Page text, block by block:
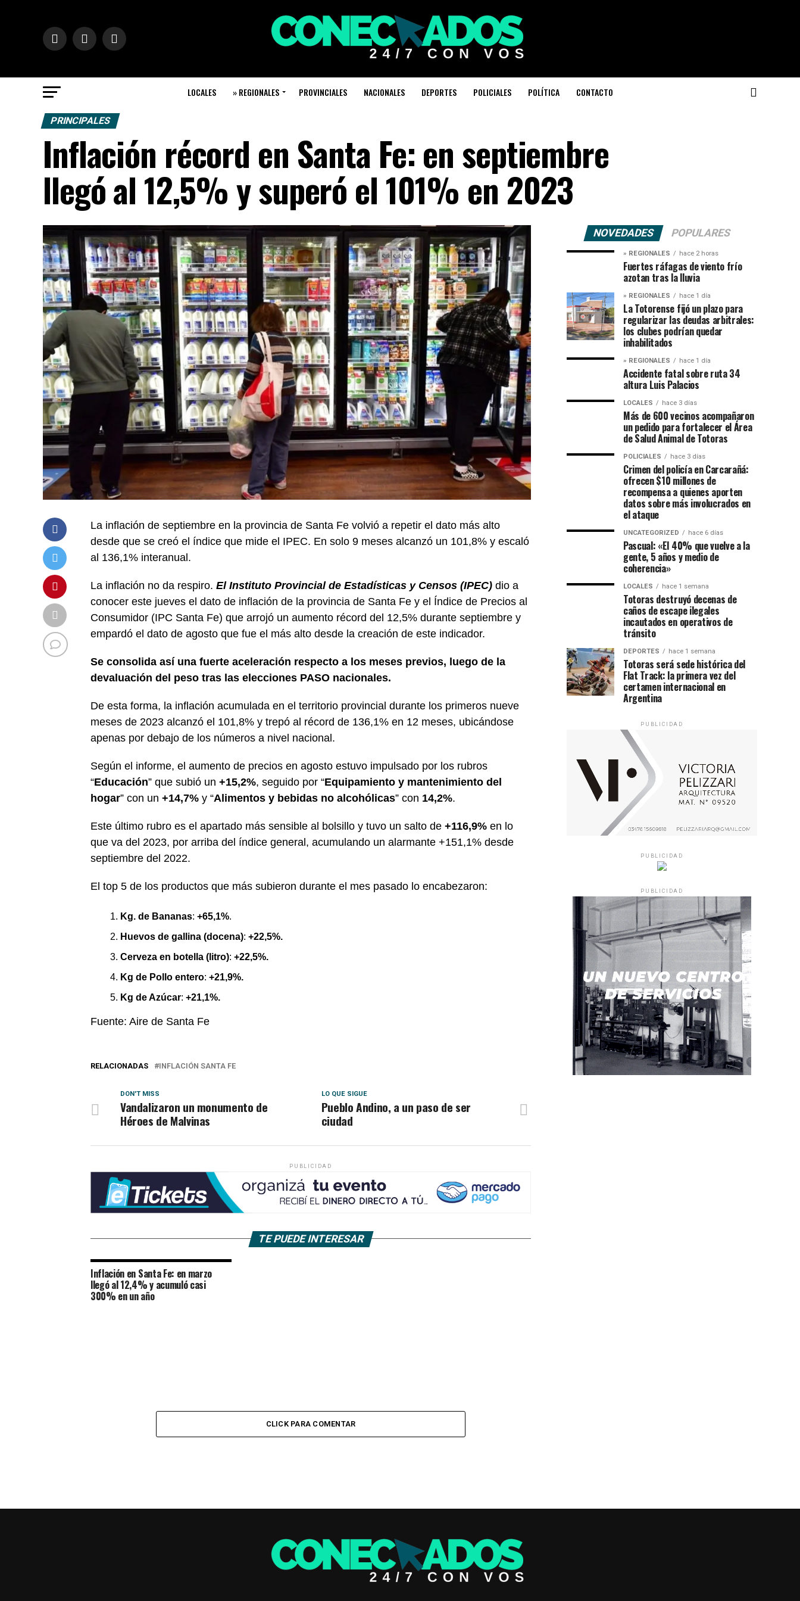
LOCALES » REGIONALES PROVINCIALES NACIONALES DEPORTES POLICIALES POLÍTICA CONTACTO
PRINCIPALES
Inflación récord en Santa Fe: en septiembre
llegó al 12,5% y superó el 101% en 2023
La inflación de septiembre en la provincia de Santa Fe volvió a repetir el dato más alto
desde que se creó el índice que mide el IPEC. En solo 9 meses alcanzó un 101,8% y escaló
al 136,1% interanual.
La inflación no da respiro. El Instituto Provincial de Estadísticas y Censos (IPEC) dio a
conocer este jueves el dato de inflación de la provincia de Santa Fe y el Índice de Precios al
Consumidor (IPC Santa Fe) que arrojó un aumento récord del 12,5% durante septiembre y
empardó el dato de agosto que fue el más alto desde la creación de este indicador.
Se consolida así una fuerte aceleración respecto a los meses previos, luego de la
devaluación del peso tras las elecciones PASO nacionales.
De esta forma, la inflación acumulada en el territorio provincial durante los primeros nueve
meses de 2023 alcanzó el 101,8% y trepó al récord de 136,1% en 12 meses, ubicándose
apenas por debajo de los números a nivel nacional.
Según el informe, el aumento de precios en agosto estuvo impulsado por los rubros
“Educación” que subió un +15,2%, seguido por “Equipamiento y mantenimiento del
hogar” con un +14,7% y “Alimentos y bebidas no alcohólicas” con 14,2%.
Este último rubro es el apartado más sensible al bolsillo y tuvo un salto de +116,9% en lo
que va del 2023, por arriba del índice general, acumulando un alarmante +151,1% desde
septiembre del 2022.
El top 5 de los productos que más subieron durante el mes pasado lo encabezaron:
Kg. de Bananas: +65,1%.
Huevos de gallina (docena): +22,5%.
Cerveza en botella (litro): +22,5%.
Kg de Pollo entero: +21,9%.
Kg de Azúcar: +21,1%.
Fuente: Aire de Santa Fe
RELACIONADAS INFLACIÓN SANTA FE
LO QUE SIGUE
Pueblo Andino, a un paso de ser
ciudad
DON'T MISS
Vandalizaron un monumento de
Héroes de Malvinas
PUBLICIDAD
TE PUEDE INTERESAR
Inflación en Santa Fe: en marzo
llegó al 12,4% y acumuló casi
300% en un año
CLICK PARA COMENTAR
NOVEDADES POPULARES
» REGIONALES hace 2 horas
Fuertes ráfagas de viento frío
azotan tras la lluvia
» REGIONALES hace 1 día
La Totorense fijó un plazo para
regularizar las deudas arbitrales:
los clubes podrían quedar
inhabilitados
» REGIONALES hace 1 día
Accidente fatal sobre ruta 34
altura Luis Palacios
LOCALES hace 3 días
Más de 600 vecinos acompañaron
un pedido para fortalecer el Área
de Salud Animal de Totoras
POLICIALES hace 3 días
Crimen del policía en Carcarañá:
ofrecen $10 millones de
recompensa a quienes aporten
datos sobre más involucrados en
el ataque
UNCATEGORIZED hace 6 días
Pascual: «El 40% que vuelve a la
gente, 5 años y medio de
coherencia»
LOCALES hace 1 semana
Totoras destruyó decenas de
caños de escape ilegales
incautados en operativos de
tránsito
DEPORTES hace 1 semana
Totoras será sede histórica del
Flat Track: la primera vez del
certamen internacional en
Argentina
PUBLICIDAD
PUBLICIDAD
PUBLICIDAD